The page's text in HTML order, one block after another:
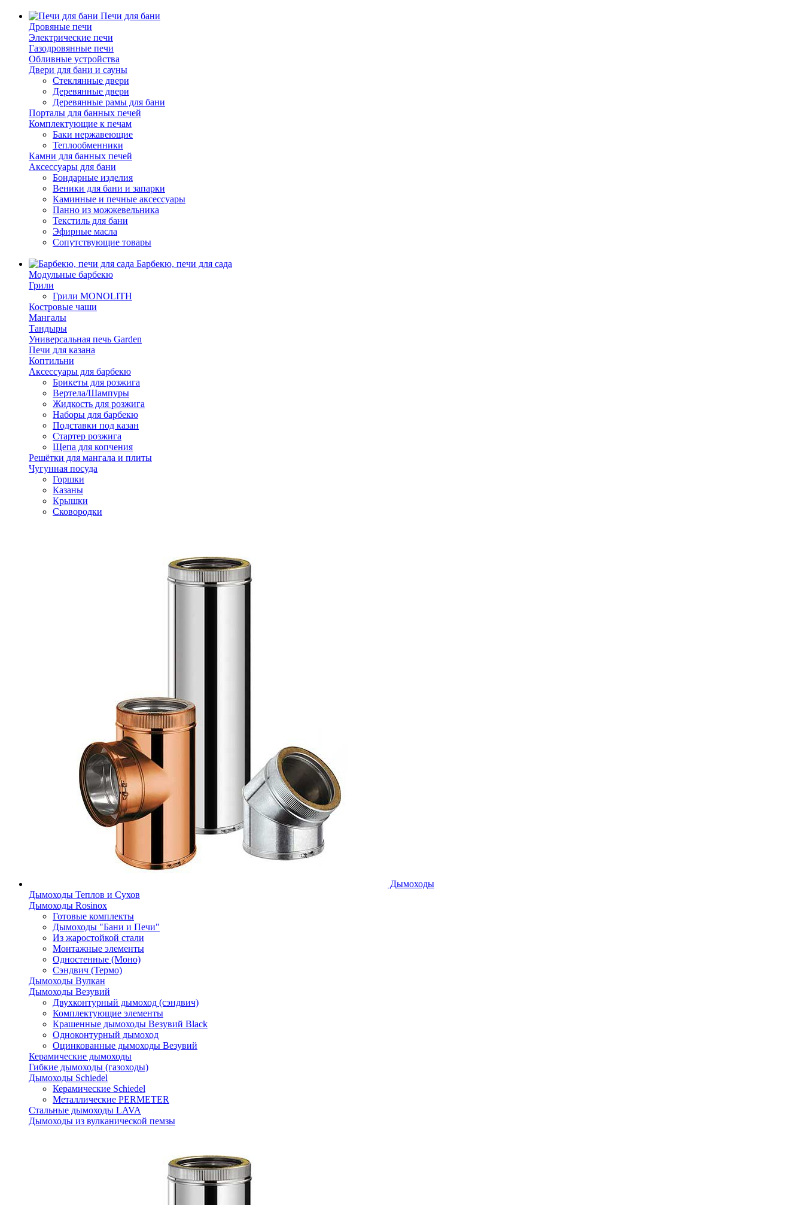
Печи для бани
Дровяные печи
Электрические печи
Газодровянные печи
Обливные устройства
Двери для бани и сауны
Стеклянные двери
Деревянные двери
Деревянные рамы для бани
Порталы для банных печей
Комплектующие к печам
Баки нержавеющие
Теплообменники
Камни для банных печей
Аксессуары для бани
Бондарные изделия
Веники для бани и запарки
Каминные и печные аксессуары
Панно из можжевельника
Текстиль для бани
Эфирные масла
Сопутствующие товары
Барбекю, печи для сада
Модульные барбекю
Грили
Грили MONOLITH
Костровые чаши
Мангалы
Тандыры
Универсальная печь Garden
Печи для казана
Коптильни
Аксессуары для барбекю
Брикеты для розжига
Вертела/Шампуры
Жидкость для розжига
Наборы для барбекю
Подставки под казан
Стартер розжига
Щепа для копчения
Решётки для мангала и плиты
Чугунная посуда
Горшки
Казаны
Крышки
Сковородки
Дымоходы
Дымоходы Теплов и Сухов
Дымоходы Rosinox
Готовые комплекты
Дымоходы "Бани и Печи"
Из жаростойкой стали
Монтажные элементы
Одностенные (Моно)
Сэндвич (Термо)
Дымоходы Вулкан
Дымоходы Везувий
Двухконтурный дымоход (сэндвич)
Комплектующие элементы
Крашенные дымоходы Везувий Black
Одноконтурный дымоход
Оцинкованные дымоходы Везувий
Керамические дымоходы
Гибкие дымоходы (газоходы)
Дымоходы Schiedel
Керамические Schiedel
Металлические PERMETER
Стальные дымоходы LAVA
Дымоходы из вулканической пемзы